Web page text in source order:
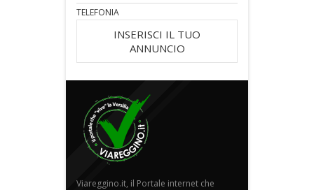
TELEFONIA
INSERISCI IL TUO
ANNUNCIO
Viareggino.it, il Portale internet che